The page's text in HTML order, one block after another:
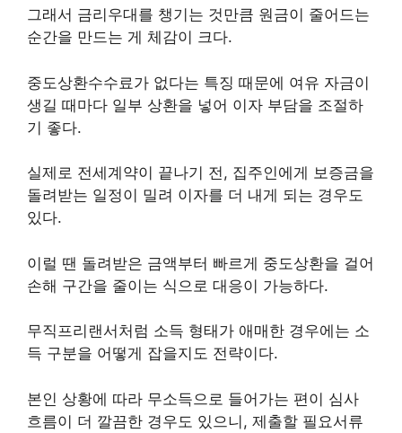
그래서 금리우대를 챙기는 것만큼 원금이 줄어드는
순간을 만드는 게 체감이 크다.
중도상환수수료가 없다는 특징 때문에 여유 자금이
생길 때마다 일부 상환을 넣어 이자 부담을 조절하
기 좋다.
실제로 전세계약이 끝나기 전, 집주인에게 보증금을
돌려받는 일정이 밀려 이자를 더 내게 되는 경우도
있다.
이럴 땐 돌려받은 금액부터 빠르게 중도상환을 걸어
손해 구간을 줄이는 식으로 대응이 가능하다.
무직프리랜서처럼 소득 형태가 애매한 경우에는 소
득 구분을 어떻게 잡을지도 전략이다.
본인 상황에 따라 무소득으로 들어가는 편이 심사
흐름이 더 깔끔한 경우도 있으니, 제출할 필요서류